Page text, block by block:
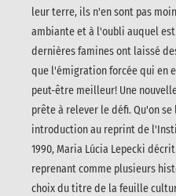
leur terre, ils n'en sont pas
ambiante et à l'oubli auquel
dernières famines ont laissé
que l'émigration forcée qui en
peut-être meilleur! Une
prête à relever le défi. Qu'on
introduction au reprint de
1990, Maria Lúcia Lepecki
reprenant comme plusieurs
choix du titre de la feuille